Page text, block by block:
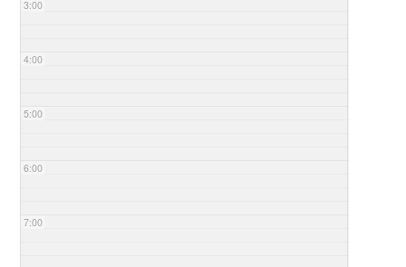
3:00
4:00
5:00
6:00
7:00